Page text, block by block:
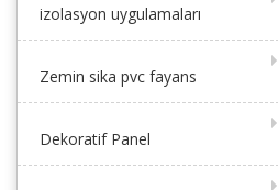
izolasyon uygulamaları
Zemin sika pvc fayans
Dekoratif Panel